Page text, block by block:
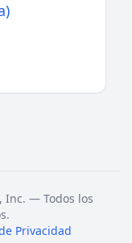
Inc. — Todos los
Privacidad